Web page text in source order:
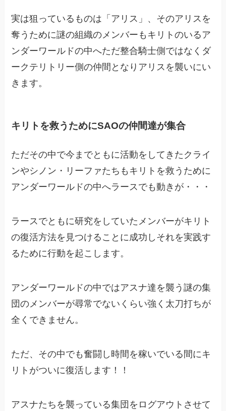
実は狙っているものは「アリス」、そのアリスを
奪うために謎の組織のメンバーもキリトのいるア
ンダーワールドの中へただ整合騎士側ではなくダ
ークテリトリー側の仲間となりアリスを襲いにい
きます。
キリトを救うためにSAOの仲間達が集合
ただその中で今までともに活動をしてきたクライ
ンやシノン・リーファたちもキリトを救うために
アンダーワールドの中へラースでも動きが・・・
ラースでともに研究をしていたメンバーがキリト
の復活方法を見つけることに成功しそれを実践す
るために行動を起こします。
アンダーワールドの中ではアスナ達を襲う謎の集
団のメンバーが尋常でないくらい強く太刀打ちが
全くできません。
ただ、その中でも奮闘し時間を稼いでいる間にキ
リトがついに復活します！！
アスナたちを襲っている集団をログアウトさせて